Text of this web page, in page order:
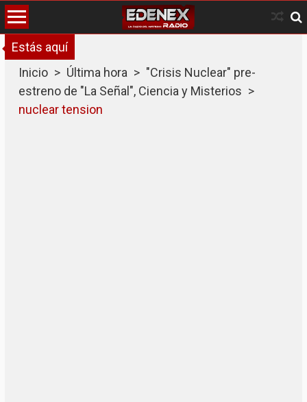
Skip
to
content
Estás aquí
Inicio > Última hora > "Crisis Nuclear" pre-
estreno de "La Señal", Ciencia y Misterios >
nuclear tension